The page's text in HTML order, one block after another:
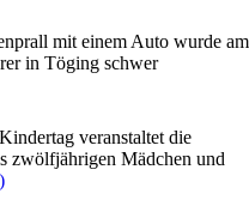
mit einem Auto wurde am
in Töging schwer
veranstaltet die
zwölfjährigen Mädchen und